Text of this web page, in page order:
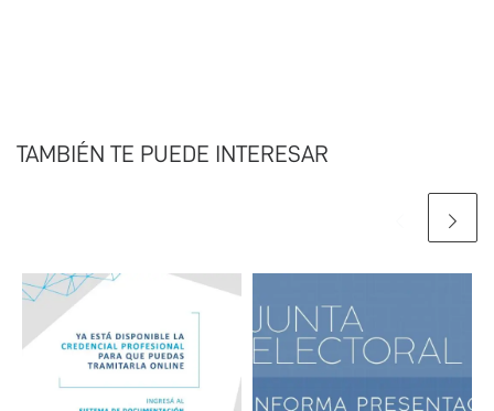
TAMBIÉN TE PUEDE INTERESAR